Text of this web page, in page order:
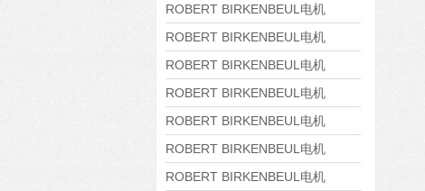
8APE225M-4-IE3
ROBERT BIRKENBEUL电机
8APE180L-4 IE3
ROBERT BIRKENBEUL电机
8APE160M-6 IE3
ROBERT BIRKENBEUL电机
8APE160L-4-IE3
ROBERT BIRKENBEUL电机
8APE112M-6K-IE3
ROBERT BIRKENBEUL电机
8APE100L-2 IE3
ROBERT BIRKENBEUL电机
8APE90S-4 IE3
ROBERT BIRKENBEUL电机